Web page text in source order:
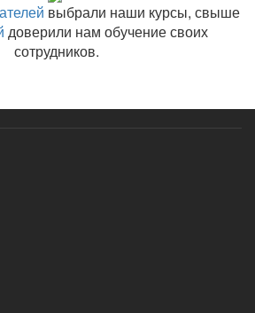
выбрали наши курсы, свыше
доверили нам обучение своих
сотрудников.